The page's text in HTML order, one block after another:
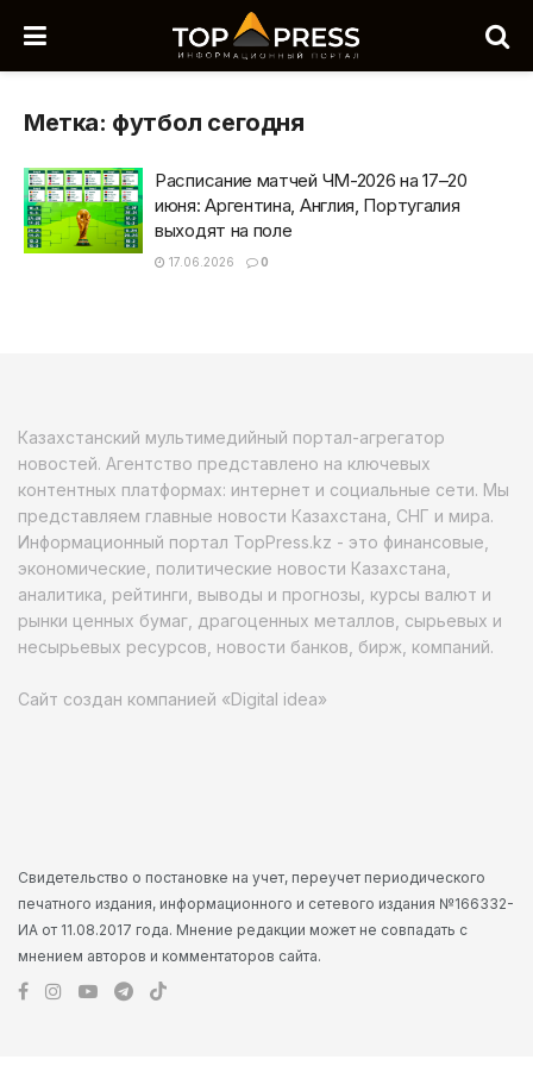
Метка: футбол сегодня
Расписание матчей ЧМ-2026 на 17–20
июня: Аргентина, Англия, Португалия
выходят на поле
17.06.2026 0
Казахстанский мультимедийный портал-агрегатор
новостей. Агентство представлено на ключевых
контентных платформах: интернет и социальные сети. Мы
представляем главные новости Казахстана, СНГ и мира.
Информационный портал TopPress.kz - это финансовые,
экономические, политические новости Казахстана,
аналитика, рейтинги, выводы и прогнозы, курсы валют и
рынки ценных бумаг, драгоценных металлов, сырьевых и
несырьевых ресурсов, новости банков, бирж, компаний.
Сайт создан компанией «Digital idea»
Свидетельство о постановке на учет, переучет периодического
печатного издания, информационного и сетевого издания №166332-
ИА от 11.08.2017 года. Мнение редакции может не совпадать с
мнением авторов и комментаторов сайта.